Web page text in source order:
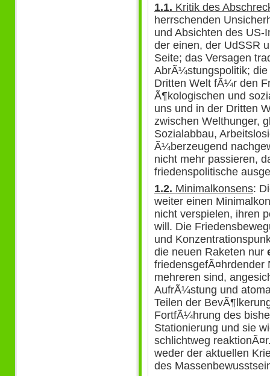
1.1. Kritik des
herrschenden
und Absichten des
der einen, der UdSSR
Seite; das Versagen
AbrÃ¼stungspolitik;
Dritten Welt fÃ¼r den
Ã¶kologischen und
uns und in der Dritten
zwischen Welthunger,
Sozialabbau,
Ã¼berzeugend
nicht mehr passieren,
friedenspolitische
1.2. Minimalkonsens:
weiter einen
nicht verspielen, ihren
will. Die
und
die neuen Raketen nur
friedensgefÃ¤hrdender
mehreren sind,
AufrÃ¼stung und
Teilen der
FortfÃ¼hrung des
Stationierung und sie
schlichtweg
weder der aktuellen
des